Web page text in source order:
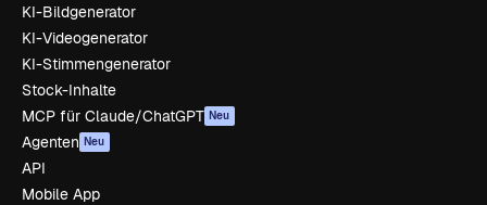
KI-Bildgenerator
KI-Videogenerator
KI-Stimmengenerator
Stock-Inhalte
MCP für Claude/ChatGPT Neu
Agenten Neu
API
Mobile App